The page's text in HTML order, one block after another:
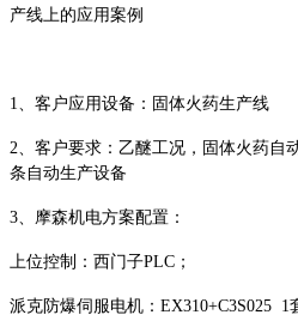
产线上的应用案例
1、客户应用设备：固体火药生产线
2、客户要求：乙醚工况，固体火药自
条自动生产设备
3、摩森机电方案配置：
上位控制：西门子PLC；
派克防爆伺服电机： EX310+C3S025 1